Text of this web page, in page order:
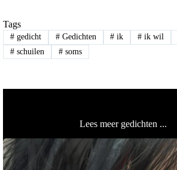
Tags
#gedicht #Gedichten # ik # ik wil
#schuilen #soms
Lees meer gedichten ...